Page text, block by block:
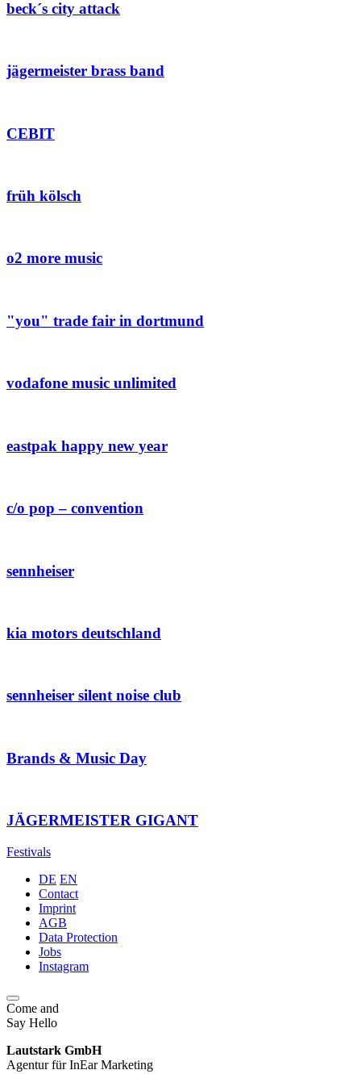
beck´s city attack
jägermeister brass band
CEBIT
früh kölsch
o2 more music
"you" trade fair in dortmund
vodafone music unlimited
eastpak happy new year
c/o pop – convention
sennheiser
kia motors deutschland
sennheiser silent noise club
Brands & Music Day
JÄGERMEISTER GIGANT
Festivals
DE EN
Contact
Imprint
AGB
Data Protection
Jobs
Instagram
Come and
Say Hello
Lautstark GmbH
Agentur für InEar Marketing